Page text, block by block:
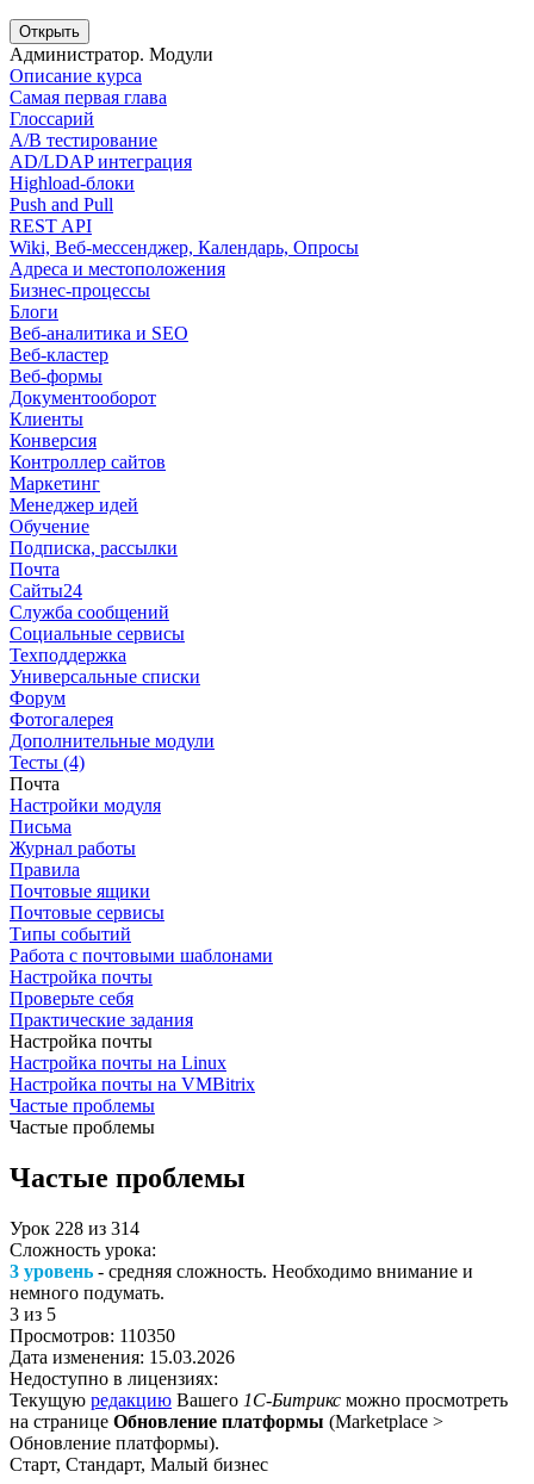
Открыть
Администратор. Модули
Описание курса
Самая первая глава
Глоссарий
A/B тестирование
AD/LDAP интеграция
Highload-блоки
Push and Pull
REST API
Wiki, Веб-мессенджер, Календарь, Опросы
Адреса и местоположения
Бизнес-процессы
Блоги
Веб-аналитика и SEO
Веб-кластер
Веб-формы
Документооборот
Клиенты
Конверсия
Контроллер сайтов
Маркетинг
Менеджер идей
Обучение
Подписка, рассылки
Почта
Сайты24
Служба сообщений
Социальные сервисы
Техподдержка
Универсальные списки
Форум
Фотогалерея
Дополнительные модули
Тесты (4)
Почта
Настройки модуля
Письма
Журнал работы
Правила
Почтовые ящики
Почтовые сервисы
Типы событий
Работа с почтовыми шаблонами
Настройка почты
Проверьте себя
Практические задания
Настройка почты
Настройка почты на Linux
Настройка почты на VMBitrix
Частые проблемы
Частые проблемы
Частые проблемы
Урок 228 из 314
Сложность урока:
3 уровень - средняя сложность. Необходимо внимание и
немного подумать.
3 из 5
Просмотров: 110350
Дата изменения: 15.03.2026
Недоступно в лицензиях:
Текущую редакцию Вашего 1С-Битрикс можно просмотреть
на странице Обновление платформы (Marketplace >
Обновление платформы).
Старт, Стандарт, Малый бизнес